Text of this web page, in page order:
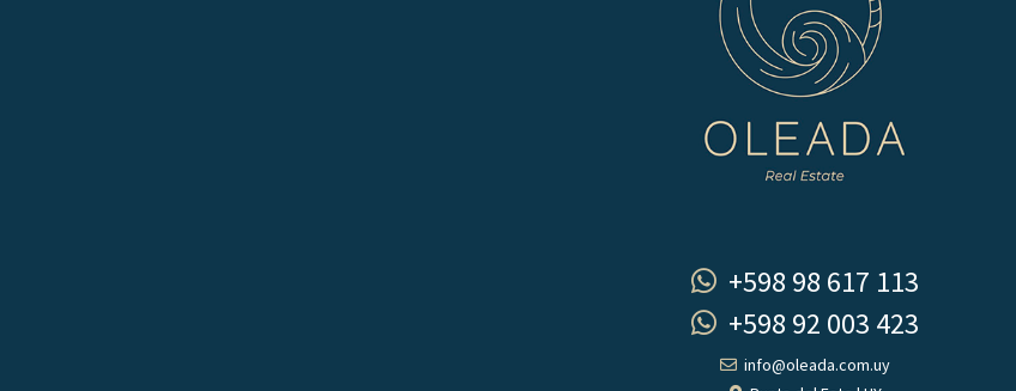
+598 98 617 113
+598 92 003 423
info@oleada.com.uy